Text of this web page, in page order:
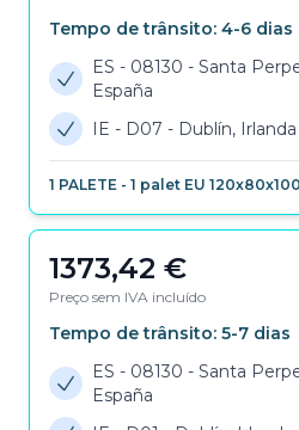
Tempo de trânsito: 4-6 dias
ES - 08130 - Santa
España
IE - D07 - Dublín, Irlanda
1 PALETE - 1 palet EU 120x80x100
1373,42 €
Preço sem IVA incluído
Tempo de trânsito: 5-7 dias
ES - 08130 - Santa
España